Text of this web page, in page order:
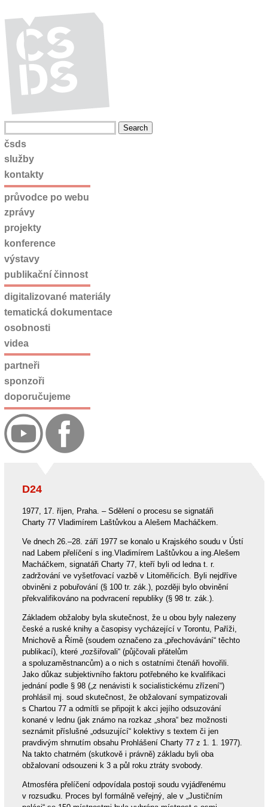
D24
1977, 17. říjen, Praha. – Sdělení o procesu se signatáři
Charty 77 Vladimírem Laštůvkou a Alešem Macháčkem.
Ve dnech 26.–28. září 1977 se konalo u Krajského soudu v Ústí
nad Labem přelíčení s ing.Vladimírem Laštůvkou a ing.Alešem
Macháčkem, signatáři Charty 77, kteří byli od ledna t. r.
zadržování ve vyšetřovací vazbě v Litoměřicích. Byli nejdříve
obviněni z pobuřování (§ 100 tr. zák.), později bylo obvinění
překvalifikováno na podvracení republiky (§ 98 tr. zák.).
Základem obžaloby byla skutečnost, že u obou byly nalezeny
české a ruské knihy a časopisy vycházející v Torontu, Paříži,
Mnichově a Římě (soudem označeno za „přechovávání“ těchto
publikací), které „rozšiřovali“ (půjčovali přátelům
a spoluzaměstnancům) a o nich s ostatními čtenáři hovořili.
Jako důkaz subjektivního faktoru potřebného ke kvalifikaci
jednání podle § 98 („z nenávisti k socialistickému zřízení“)
prohlásil mj. soud skutečnost, že obžalovaní sympatizovali
s Chartou 77 a odmítli se připojit k akci jejího odsuzování
konané v lednu (jak známo na rozkaz „shora“ bez možnosti
seznámit příslušné „odsuzující“ kolektivy s textem či jen
pravdivým shrnutím obsahu Prohlášení Charty 77 z 1. 1. 1977).
Na takto chatrném (skutkově i právně) základu byli oba
obžalovaní odsouzeni k 3 a půl roku ztráty svobody.
Atmosféra přelíčení odpovídala postoji soudu vyjádřenému
v rozsudku. Proces byl formálně veřejný, ale v „Justičním
čsds
služby
kontakty
průvodce po webu
zprávy
projekty
konference
výstavy
publikační činnost
digitalizované materiály
tematická dokumentace
osobnosti
videa
partneři
sponzoři
doporučujeme